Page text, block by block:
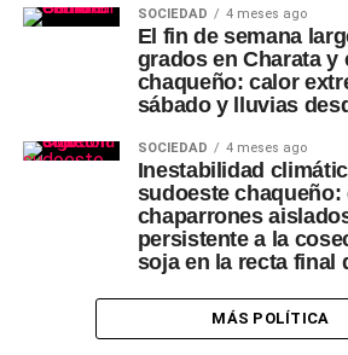
SOCIEDAD 4 meses ago
El fin de semana
grados en Charata y
chaqueño: calor
sábado y lluvias
SOCIEDAD 4 meses ago
Inestabilidad
sudoeste
chaparrones
persistente a la
soja en la recta final
MÁS POLÍTICA